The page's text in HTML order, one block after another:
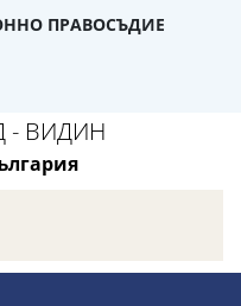
ПРАВОСЪДИЕ
- ВИДИН